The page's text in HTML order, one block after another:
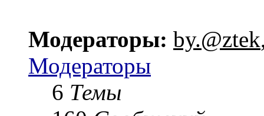
Модераторы: by.@ztek
Модераторы
6 Темы